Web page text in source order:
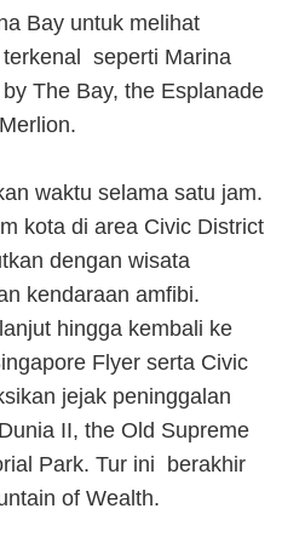
Bay untuk melihat
seperti Marina
The Bay, the Esplanade
waktu selama satu jam.
kota di area Civic District
dengan wisata
kendaraan amfibi.
hingga kembali ke
Flyer serta Civic
jejak peninggalan
II, the Old Supreme
Park. Tur ini berakhir
of Wealth.